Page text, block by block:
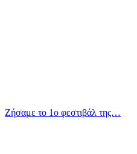
Ζήσαμε το 1ο φεστιβάλ της…